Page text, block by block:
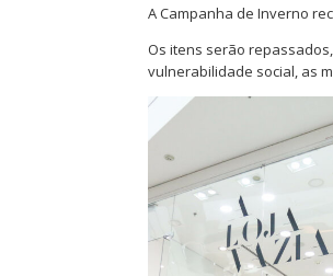
A Campanha de Inverno
Os itens serão
vulnerabilidade social, as